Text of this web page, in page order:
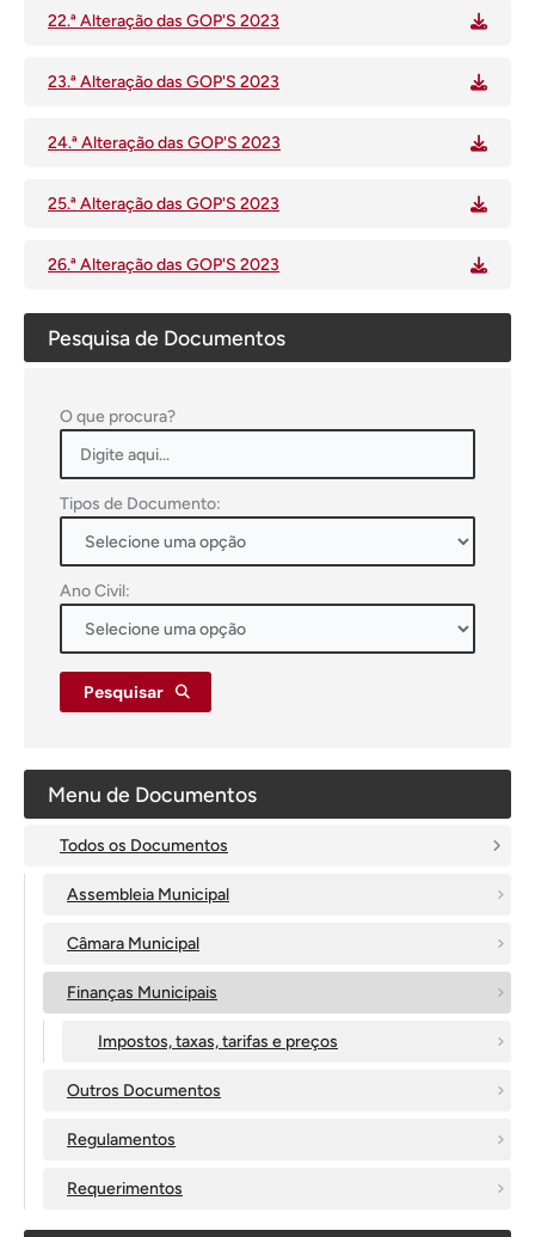
Pesquisa de Documentos
O que procura?
Tipos de Documento:
Ano Civil:
Pesquisar
Menu de Documentos
Todos os Documentos
Assembleia Municipal
Câmara Municipal
Finanças Municipais
Impostos, taxas, tarifas e preços
Outros Documentos
Regulamentos
Requerimentos
22.ª Alteração das GOP'S 2023
23.ª Alteração das GOP'S 2023
24.ª Alteração das GOP'S 2023
25.ª Alteração das GOP'S 2023
26.ª Alteração das GOP'S 2023